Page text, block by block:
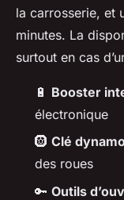
la carrosserie, et
minutes. La
surtout en cas
🔋 Booster
électronique
🛞 Clé
des roues
🔑 Outils